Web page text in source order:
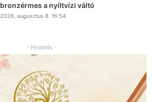
bronzérmes a nyíltvízi váltó
2026, augusztus 8. 16:54
- Hirdetés -